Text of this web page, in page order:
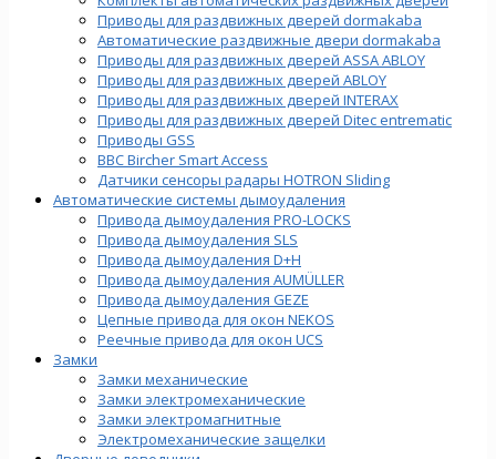
Приводы для раздвижных дверей dormakaba
Автоматические раздвижные двери dormakaba
Приводы для раздвижных дверей ASSA ABLOY
Приводы для раздвижных дверей ABLOY
Приводы для раздвижных дверей INTERAX
Приводы для раздвижных дверей Ditec entrematic
Приводы GSS
BBC Bircher Smart Access
Датчики сенсоры радары HOTRON Sliding
Автоматические системы дымоудаления
Привода дымоудаления PRO-LOCKS
Привода дымоудаления SLS
Привода дымоудаления D+H
Привода дымоудаления AUMÜLLER
Привода дымоудаления GEZE
Цепные привода для окон NEKOS
Реечные привода для окон UСS
Замки
Замки механические
Замки электромеханические
Замки электромагнитные
Электромеханические защелки